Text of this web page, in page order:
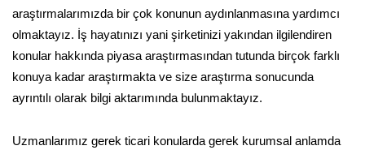
araştırmalarımızda bir çok konunun aydınlanmasına yardımcı
olmaktayız. İş hayatınızı yani şirketinizi yakından ilgilendiren
konular hakkında piyasa araştırmasından tutunda birçok farklı
konuya kadar araştırmakta ve size araştırma sonucunda
ayrıntılı olarak bilgi aktarımında bulunmaktayız.
Uzmanlarımız gerek ticari konularda gerek kurumsal anlamda